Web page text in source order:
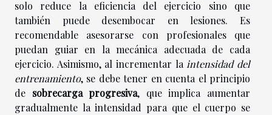
solo reduce la eficiencia del ejercicio sino que
también puede desembocar en lesiones. Es
recomendable asesorarse con profesionales que
puedan guiar en la mecánica adecuada de cada
ejercicio. Asimismo, al incrementar laintensidad del
entrenamiento, se debe tener en cuenta el principio
de sobrecarga progresiva, que implica aumentar
gradualmente la intensidad para que el cuerpo se